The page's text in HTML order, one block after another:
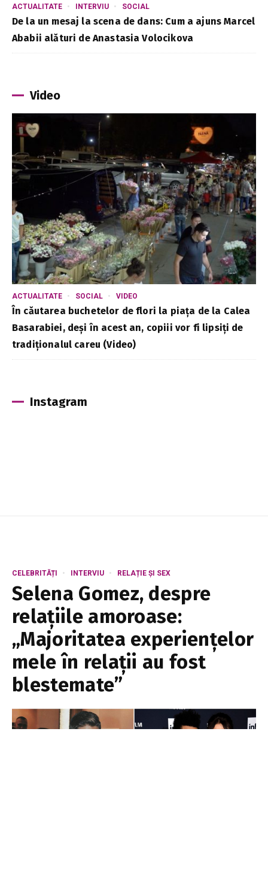
ACTUALITATE INTERVIU SOCIAL
De la un mesaj la scena de dans: Cum a ajuns Marcel
Ababii alături de Anastasia Volocikova
Video
ACTUALITATE SOCIAL VIDEO
În căutarea buchetelor de flori la piața de la Calea
Basarabiei, deși în acest an, copiii vor fi lipsiți de
tradiționalul careu (Video)
Instagram
CELEBRITĂȚI INTERVIU RELAȚIE ȘI SEX
Selena Gomez, despre
relațiile amoroase:
„Majoritatea experiențelor
mele în relații au fost
blestemate”